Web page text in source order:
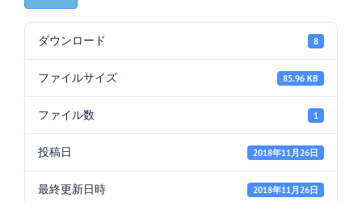
ダウンロード 8
ファイルサイズ 85.96 KB
ファイル数 1
投稿日 2018年11月26日
最終更新日時 2018年11月26日